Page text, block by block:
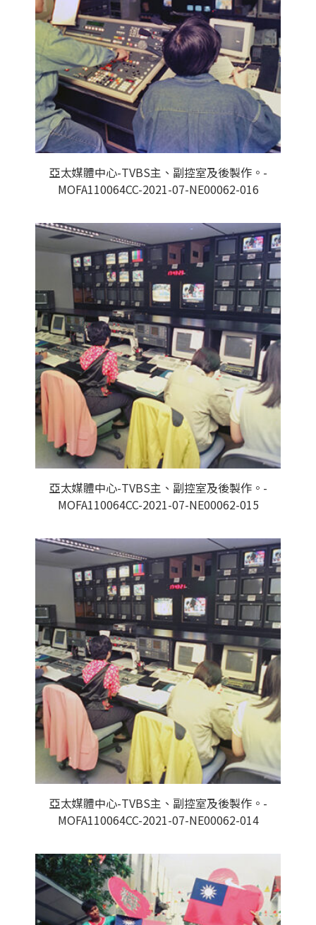
亞太媒體中心-TVBS主、副控室及後製作。-
MOFA110064CC-2021-07-NE00062-016
亞太媒體中心-TVBS主、副控室及後製作。-
MOFA110064CC-2021-07-NE00062-015
亞太媒體中心-TVBS主、副控室及後製作。-
MOFA110064CC-2021-07-NE00062-014